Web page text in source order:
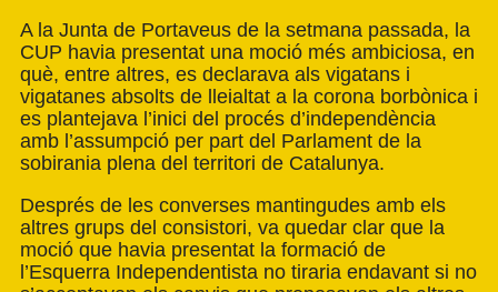
A la Junta de Portaveus de la setmana passada, la
CUP havia presentat una moció més ambiciosa, en
què, entre altres, es declarava als vigatans i
vigatanes absolts de lleialtat a la corona borbònica i
es plantejava l’inici del procés d’independència
amb l’assumpció per part del Parlament de la
sobirania plena del territori de Catalunya.
Després de les converses mantingudes amb els
altres grups del consistori, va quedar clar que la
moció que havia presentat la formació de
l’Esquerra Independentista no tiraria endavant si no